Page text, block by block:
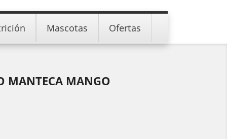
Mascotas Ofertas
MANTECA MANGO